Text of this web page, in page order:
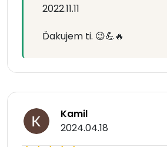
2022.11.11
Ďakujem ti. 😉💪🔥
Kamil
2024.04.18